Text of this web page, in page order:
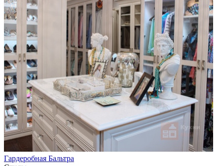
Гардеробная Бальтра